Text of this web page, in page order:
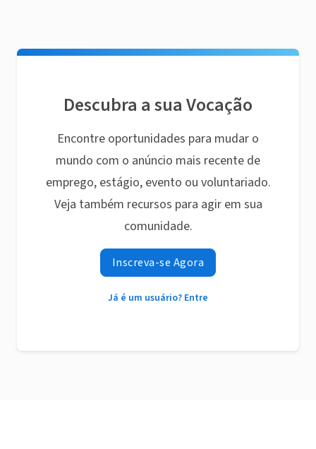
Descubra a sua Vocação
Encontre oportunidades para mudar o
mundo com o anúncio mais recente de
emprego, estágio, evento ou voluntariado.
Veja também recursos para agir em sua
comunidade.
Inscreva-se Agora
Já é um usuário? Entre